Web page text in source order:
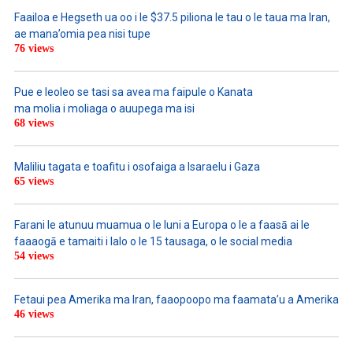
Faailoa e Hegseth ua oo i le $37.5 piliona le tau o le taua ma Iran,
ae mana’omia pea nisi tupe
76 views
Pue e leoleo se tasi sa avea ma faipule o Kanata
ma molia i moliaga o auupega ma isi
68 views
Maliliu tagata e toafitu i osofaiga a Isaraelu i Gaza
65 views
Farani le atunuu muamua o le Iuni a Europa o le a faasā ai le
faaaogā e tamaiti i lalo o le 15 tausaga, o le social media
54 views
Fetaui pea Amerika ma Iran, faaopoopo ma faamata’u a Amerika
46 views